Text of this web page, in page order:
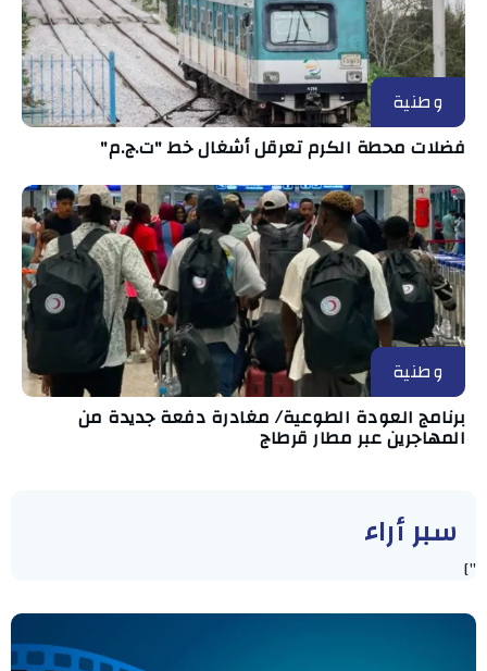
وطنية
فضلات محطة الكرم تعرقل أشغال خط "ت.ج.م"
وطنية
برنامج العودة الطوعية/ مغادرة دفعة جديدة من
المهاجرين عبر مطار قرطاج
سبر أراء
"]